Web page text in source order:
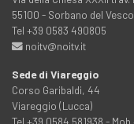
55100 - Sorbano del
Tel +39 0583 490805
noitv@noitv.it
Sede di Viareggio
Corso Garibaldi, 44
Viareggio (Lucca)